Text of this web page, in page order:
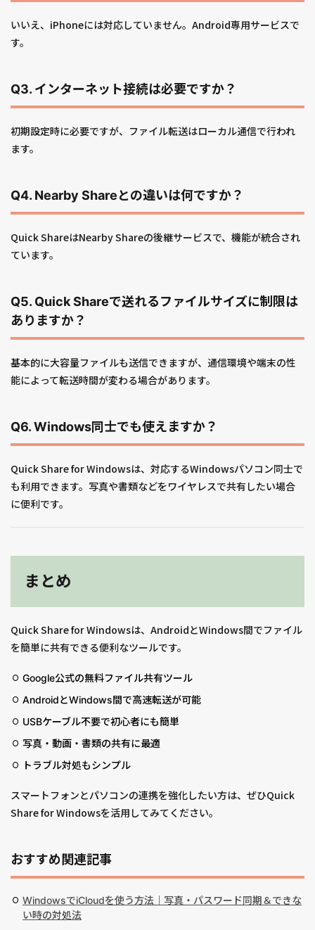
いいえ、iPhoneには対応していません。Android専用サービスで
す。
Q3. インターネット接続は必要ですか？
初期設定時に必要ですが、ファイル転送はローカル通信で行われ
ます。
Q4. Nearby Shareとの違いは何ですか？
Quick ShareはNearby Shareの後継サービスで、機能が統合され
ています。
Q5. Quick Shareで送れるファイルサイズに制限は
ありますか？
基本的に大容量ファイルも送信できますが、通信環境や端末の性
能によって転送時間が変わる場合があります。
Q6. Windows同士でも使えますか？
Quick Share for Windowsは、対応するWindowsパソコン同士で
も利用できます。写真や書類などをワイヤレスで共有したい場合
に便利です。
まとめ
Quick Share for Windowsは、AndroidとWindows間でファイル
を簡単に共有できる便利なツールです。
Google公式の無料ファイル共有ツール
AndroidとWindows間で高速転送が可能
USBケーブル不要で初心者にも簡単
写真・動画・書類の共有に最適
トラブル対処もシンプル
スマートフォンとパソコンの連携を強化したい方は、ぜひQuick
Share for Windowsを活用してみてください。
おすすめ関連記事
WindowsでiCloudを使う方法｜写真・パスワード同期＆できな
い時の対処法